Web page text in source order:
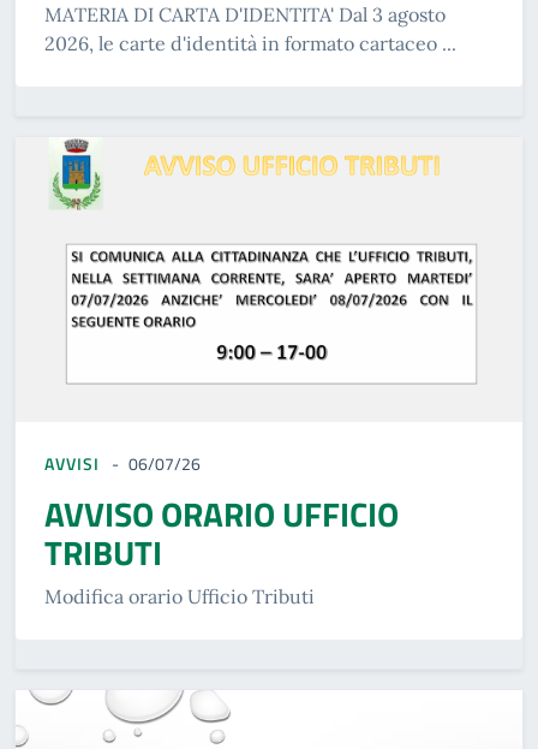
MATERIA DI CARTA D'IDENTITA' Dal 3 agosto
2026, le carte d'identità in formato cartaceo ...
AVVISI 06/07/26
AVVISO ORARIO UFFICIO
TRIBUTI
Modifica orario Ufficio Tributi